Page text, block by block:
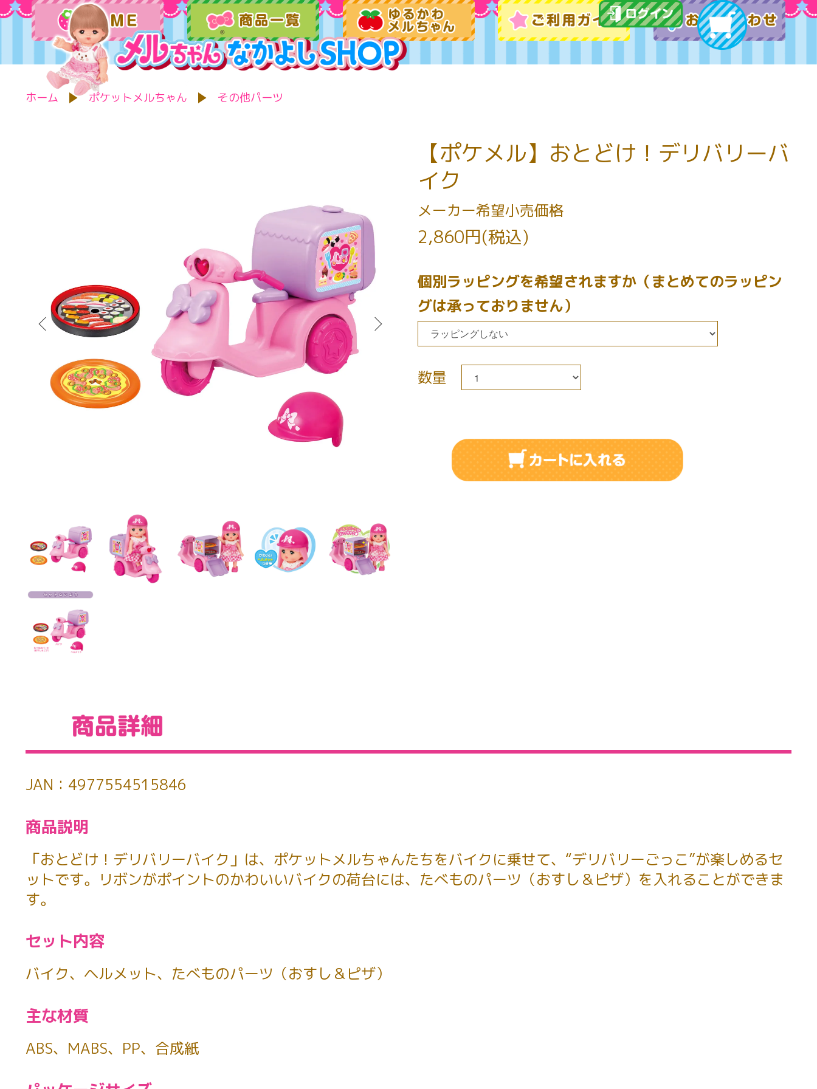
ホーム ポケットメルちゃん その他パーツ
【ポケメル】おとどけ！デリバリーバ
イク
メーカー希望小売価格
2,860円(税込)
個別ラッピングを希望されますか（まとめてのラッピン
グは承っておりません）
数量
JAN：4977554515846
商品説明
「おとどけ！デリバリーバイク」は、ポケットメルちゃんたちをバイクに乗せて、“デリバリーごっこ”が楽しめるセ
ットです。リボンがポイントのかわいいバイクの荷台には、たべものパーツ（おすし＆ピザ）を入れることができま
す。
セット内容
バイク、ヘルメット、たべものパーツ（おすし＆ピザ）
主な材質
ABS、MABS、PP、合成紙